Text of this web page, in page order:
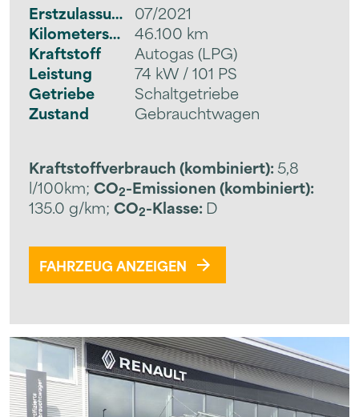
Erstzulassung 07/2021
Kilometerstand
46.100 km
Kraftstoff
Autogas (LPG)
Leistung
74 kW / 101 PS
Getriebe
Schaltgetriebe
Zustand
Gebrauchtwagen
Kraftstoffverbrauch (kombiniert): 5,8
l/100km; CO2-Emissionen (kombiniert):
135.0 g/km; CO2-Klasse: D
FAHRZEUG ANZEIGEN